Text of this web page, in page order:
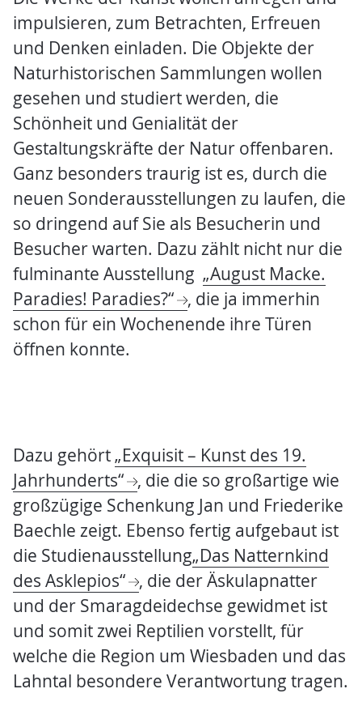
impulsieren, zum Betrachten, Erfreuen
und Denken einladen. Die Objekte der
Naturhistorischen Sammlungen wollen
gesehen und studiert werden, die
Schönheit und Genialität der
Gestaltungskräfte der Natur offenbaren.
Ganz besonders traurig ist es, durch die
neuen Sonderausstellungen zu laufen, die
so dringend auf Sie als Besucherin und
Besucher warten. Dazu zählt nicht nur die
fulminante Ausstellung „August Macke.
Paradies! Paradies?“ , die ja immerhin
schon für ein Wochenende ihre Türen
öffnen konnte.
Dazu gehört„Exquisit – Kunst des 19.
Jahrhunderts“ , die die so großartige wie
großzügige Schenkung Jan und Friederike
Baechle zeigt. Ebenso fertig aufgebaut ist
die Studienausstellung„Das Natternkind
des Asklepios“ , die der Äskulapnatter
und der Smaragdeidechse gewidmet ist
und somit zwei Reptilien vorstellt, für
welche die Region um Wiesbaden und das
Lahntal besondere Verantwortung tragen.